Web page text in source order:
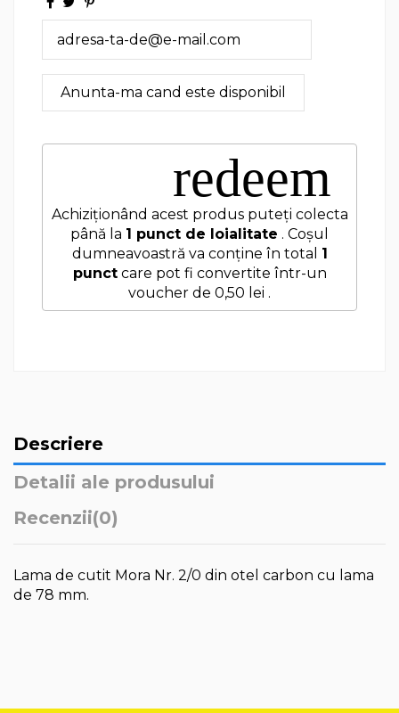
redeem
Achiziționând acest produs puteți colecta
până la 1 punct de loialitate . Coșul
dumneavoastră va conține în total 1
punctcare pot fi convertite într-un
voucher de 0,50 lei .
Descriere
Detalii ale produsului
Recenzii(0)
Lama de cutit Mora Nr. 2/0 din otel carbon cu lama
de 78 mm.